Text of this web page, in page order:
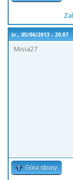
śr., 05/06/2013 - 20:07
Misia27
Góra strony